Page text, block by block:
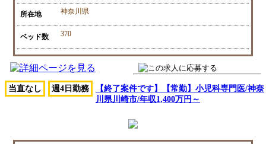
所在地 神奈川県
ベッド数 370
当直なし 週4日勤務
【終了案件です】【常勤】小児科専門医/神奈
川県川崎市/年収1,400万円～